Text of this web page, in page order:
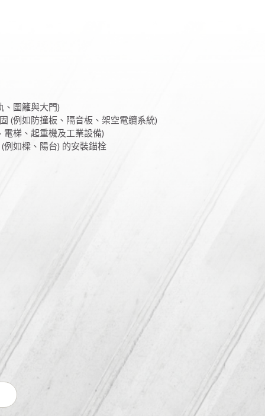
、圍籬與大門)
(例如防撞板、隔音板、架空電纜系統)
電梯、起重機及工業設備)
例如樑、陽台) 的安裝錨栓